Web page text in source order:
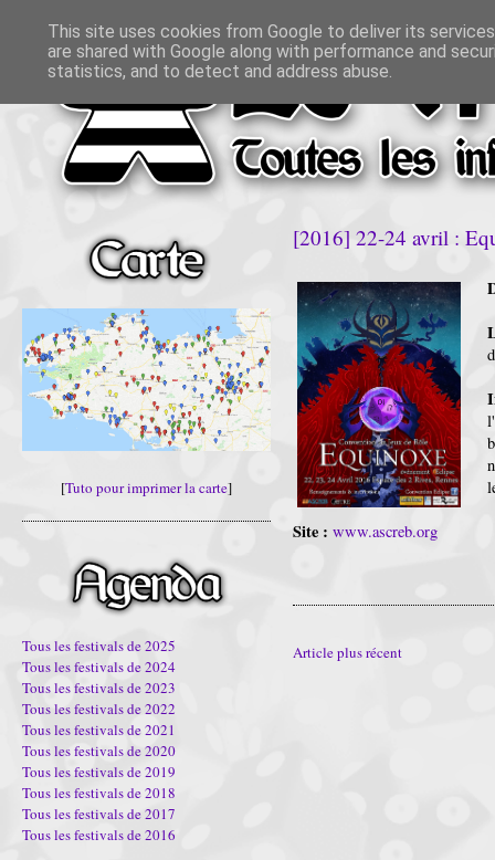
[Tuto pour imprimer la carte]
Tous les festivals de 2025
Tous les festivals de 2024
Tous les festivals de 2023
Tous les festivals de 2022
Tous les festivals de 2021
Tous les festivals de 2020
Tous les festivals de 2019
Tous les festivals de 2018
Tous les festivals de 2017
Tous les festivals de 2016
[2016] 22-24 avril :
Site : www.ascreb.org
Article plus récent
This site uses cookies from Google to deliver its
are shared with Google along with performance and
statistics, and to detect and address abuse.